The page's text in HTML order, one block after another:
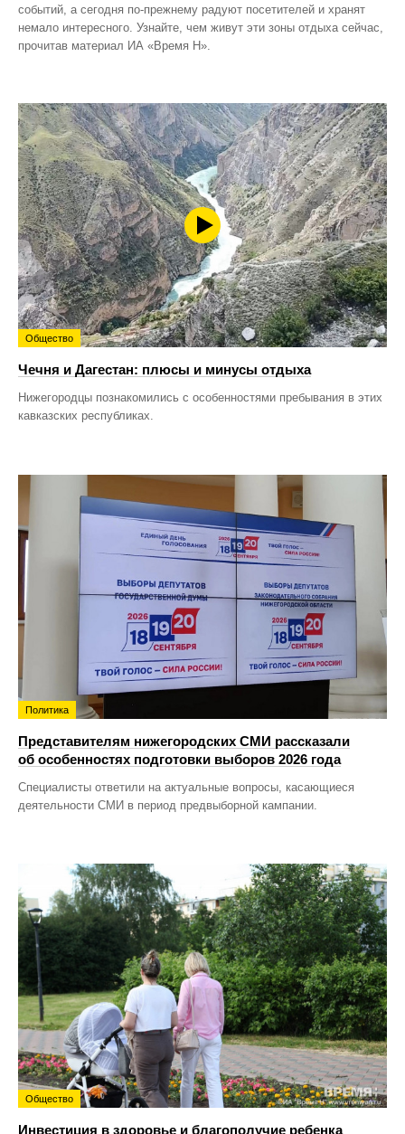
событий, а сегодня по‑прежнему радуют посетителей и хранят
немало интересного. Узнайте, чем живут эти зоны отдыха сейчас,
прочитав материал ИА «Время Н».
Общество
Чечня и Дагестан: плюсы и минусы отдыха
Нижегородцы познакомились с особенностями пребывания в этих
кавказских республиках.
Политика
Представителям нижегородских СМИ рассказали
об особенностях подготовки выборов 2026 года
Специалисты ответили на актуальные вопросы, касающиеся
деятельности СМИ в период предвыборной кампании.
Общество
Инвестиция в здоровье и благополучие ребенка